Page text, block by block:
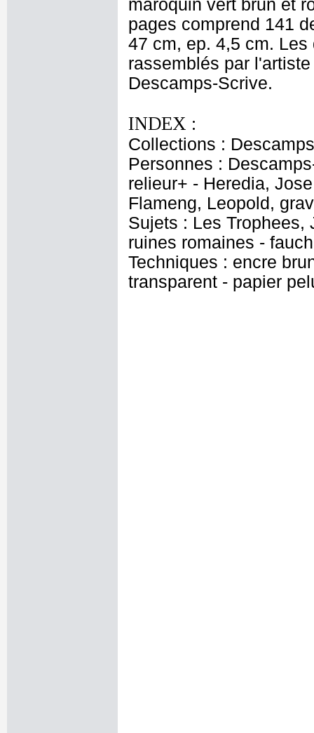
maroquin vert brun et
pages comprend 141
47 cm, ep. 4,5 cm.
rassemblés par
Descamps-Scrive.
INDEX :
Collections :
Personnes :
relieur+ - Heredia,
Flameng, Leopold,
Sujets : Les Trophees,
ruines romaines -
Techniques : encre
transparent - papier